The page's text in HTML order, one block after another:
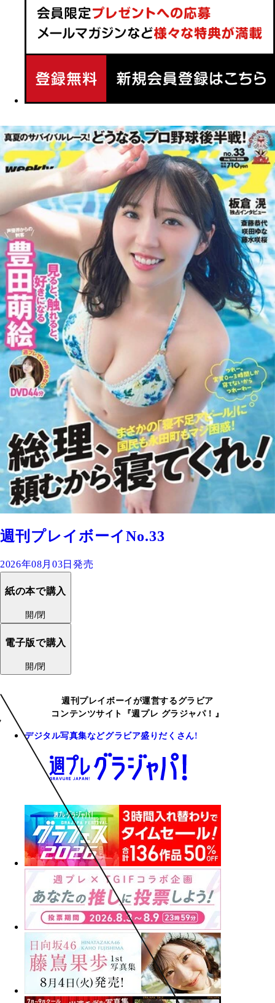
週刊プレイボーイNo.33
2026年08月03日発売
紙の本で購入
開/閉
電子版で購入
開/閉
週刊プレイボーイが運営するグラビア
コンテンツサイト『週プレ グラジャパ！』
デジタル写真集などグラビア盛りだくさん!